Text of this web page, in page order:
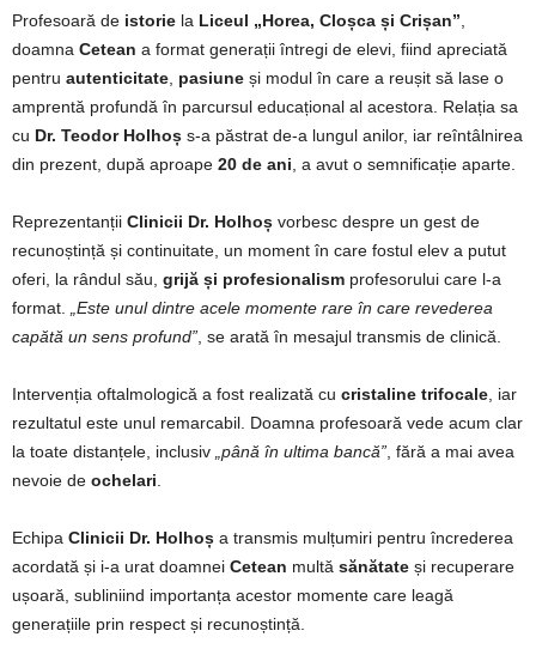
Profesoară de istorie la Liceul „Horea, Cloșca și Crișan”
doamna Cetean a format generații întregi de elevi, fiind apreciată
pentru autenticitate pasiune și modul în care a reușit să lase o
amprentă profundă în parcursul educațional al acestora. Relația sa
cu Dr. Teodor Holhoș s-a păstrat de-a lungul anilor, iar reîntâlnirea
din prezent, după aproape 20 de ani , a avut o semnificație aparte.
Reprezentanții Clinicii Dr. Holhoș vorbesc despre un gest de
recunoștință și continuitate, un moment în care fostul elev a putut
oferi, la rândul său, grijă și profesionalism profesorului care l-a
format.
„Este unul dintre acele momente rare în care revederea
capătă un sens profund” , se arată în mesajul transmis de clinică.
Intervenția oftalmologică a fost realizată cu cristaline trifocale , iar
rezultatul este unul remarcabil. Doamna profesoară vede acum clar
la toate distanțele, inclusiv „până în ultima bancă” , fără a mai avea
nevoie de ochelari
Echipa Clinicii Dr. Holhoș a transmis mulțumiri pentru încrederea
acordată și i-a urat doamnei Cetean multă sănătate și recuperare
ușoară, subliniind importanța acestor momente care leagă
generațiile prin respect și recunoștință.